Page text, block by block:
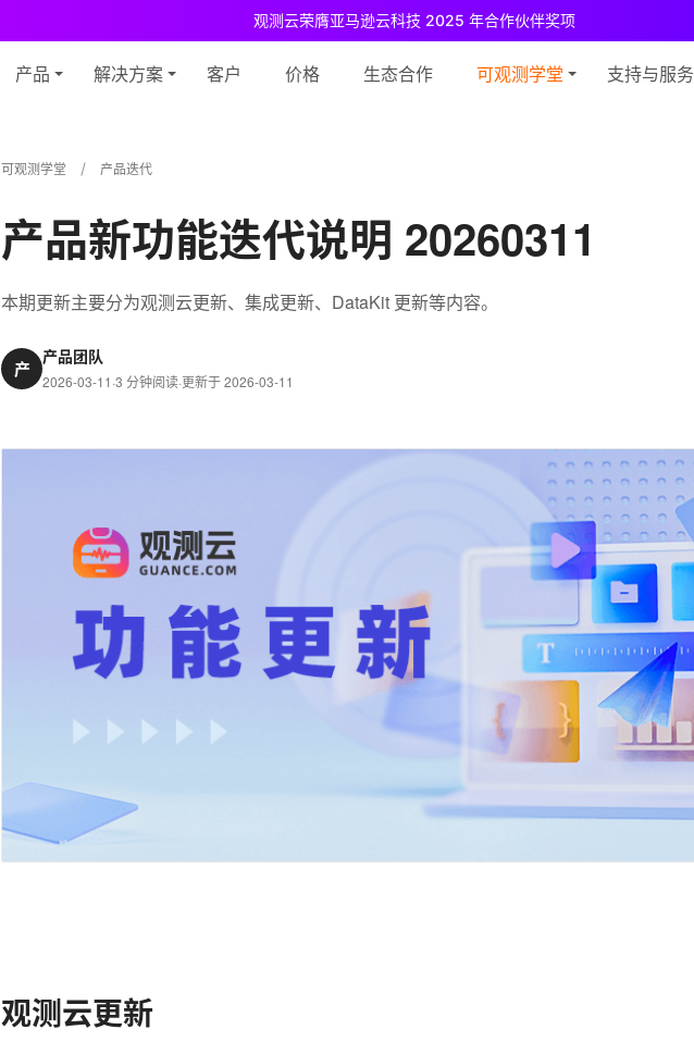
观测云荣膺亚马逊云科技 2025 年合作伙伴奖项
观测云免费版现已推出！ 专为中小团队与个人开发者设计，立享强大可观测能力
产品 解决方案 客户 价格 生态合作 可观测学堂 支持与服务
可观测学堂 产品迭代
产品新功能迭代说明 20260311
本期更新主要分为观测云更新、集成更新、DataKit 更新等内容。
产
产品团队
2026-03-11 ·3 分钟阅读·更新于 2026-03-11
观测云更新